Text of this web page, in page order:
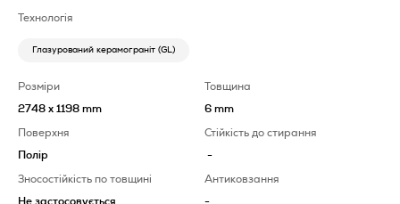
Технологія
Глазурований керамограніт (GL)
Розміри
2748 x 1198 mm
Товщина
6 mm
Поверхня
Полір
Стійкість до стирання
-
Зносостійкість по товщині
Не застосовується
Антиковзання
-